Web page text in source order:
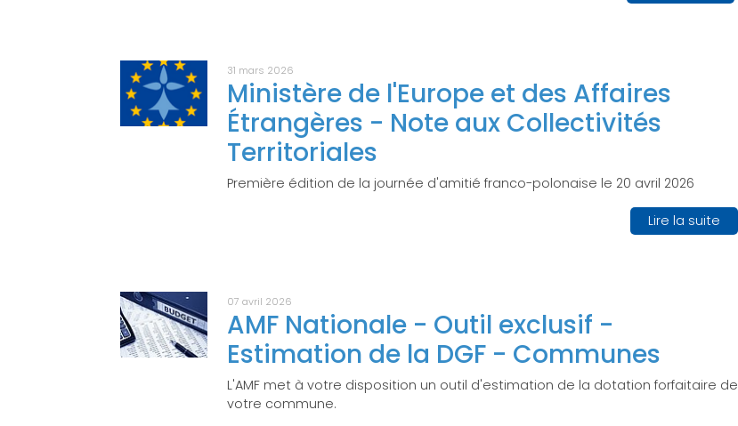
31 mars 2026
Ministère de l'Europe et des Affaires
Étrangères - Note aux Collectivités
Territoriales
Première édition de la journée d'amitié franco-polonaise le 20 avril 2026
Lire la suite
07 avril 2026
AMF Nationale - Outil exclusif -
Estimation de la DGF - Communes
L'AMF met à votre disposition un outil d'estimation de la dotation forfaitaire de
votre commune.